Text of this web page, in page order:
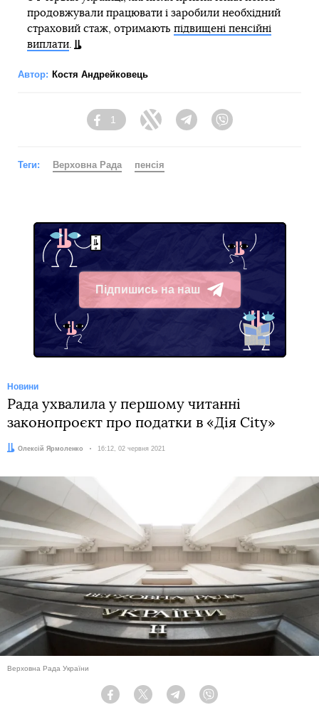
продовжували працювати і заробили необхідний
страховий стаж, отримають підвищені пенсійні
виплати.
Автор: Костя Андрейковець
Facebook
1
Twitter TelegramViber
Теги: Верховна Рада пенсія
Підпишись на наш
Telegram
Новини
Рада ухвалила у першому читанні
законопроєкт про податки в «Дія City»
Автор:
Олексій Ярмоленко Дата:
16:12, 02 червня 2021
Верховна Рада України
Facebook Twitter Telegram